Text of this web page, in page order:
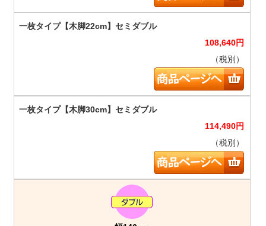
108,640円
（税別）
114,490円
（税別）